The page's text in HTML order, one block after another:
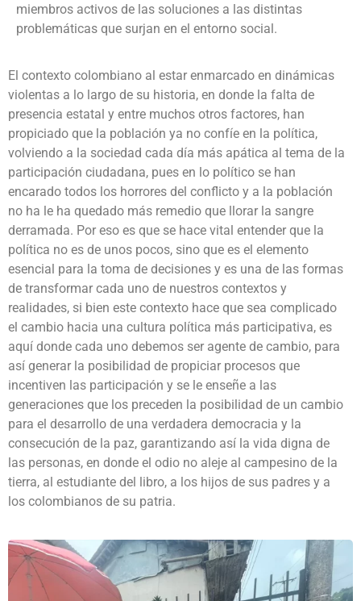
miembros activos de las soluciones a las distintas
problemáticas que surjan en el entorno social.
El contexto colombiano al estar enmarcado en dinámicas
violentas a lo largo de su historia, en donde la falta de
presencia estatal y entre muchos otros factores, han
propiciado que la población ya no confíe en la política,
volviendo a la sociedad cada día más apática al tema de la
participación ciudadana, pues en lo político se han
encarado todos los horrores del conflicto y a la población
no ha le ha quedado más remedio que llorar la sangre
derramada. Por eso es que se hace vital entender que la
política no es de unos pocos, sino que es el elemento
esencial para la toma de decisiones y es una de las formas
de transformar cada uno de nuestros contextos y
realidades, si bien este contexto hace que sea complicado
el cambio hacia una cultura política más participativa, es
aquí donde cada uno debemos ser agente de cambio, para
así generar la posibilidad de propiciar procesos que
incentiven las participación y se le enseñe a las
generaciones que los preceden la posibilidad de un cambio
para el desarrollo de una verdadera democracia y la
consecución de la paz, garantizando así la vida digna de
las personas, en donde el odio no aleje al campesino de la
tierra, al estudiante del libro, a los hijos de sus padres y a
los colombianos de su patria.